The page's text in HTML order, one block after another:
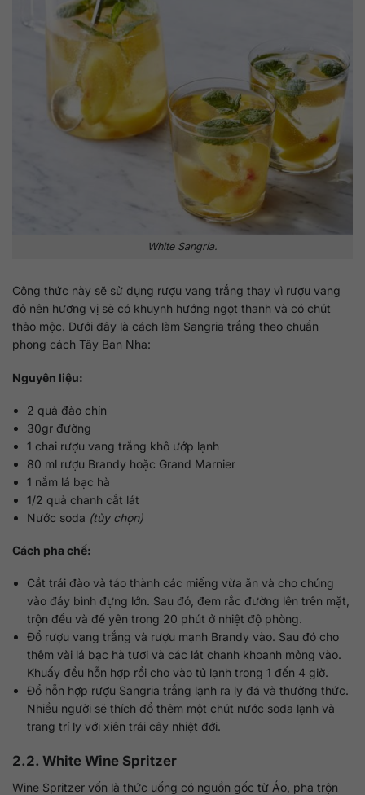
White Sangria.
Công thức này sẽ sử dụng rượu vang trắng thay vì rượu vang
đỏ nên hương vị sẽ có khuynh hướng ngọt thanh và có chút
thảo mộc. Dưới đây là cách làm Sangria trắng theo chuẩn
phong cách Tây Ban Nha:
Nguyên liệu:
2 quả đào chín
30gr đường
1 chai rượu vang trắng khô ướp lạnh
80 ml rượu Brandy hoặc Grand Marnier
1 nắm lá bạc hà
1/2 quả chanh cắt lát
Nước soda (tùy chọn)
Cách pha chế:
Cắt trái đào và táo thành các miếng vừa ăn và cho chúng
vào đáy bình đựng lớn. Sau đó, đem rắc đường lên trên mặt,
trộn đều và để yên trong 20 phút ở nhiệt độ phòng.
Đổ rượu vang trắng và rượu mạnh Brandy vào. Sau đó cho
thêm vài lá bạc hà tươi và các lát chanh khoanh mỏng vào.
Khuấy đều hỗn hợp rồi cho vào tủ lạnh trong 1 đến 4 giờ.
Đổ hỗn hợp rượu Sangria trắng lạnh ra ly đá và thưởng thức.
Nhiều người sẽ thích đổ thêm một chút nước soda lạnh và
trang trí ly với xiên trái cây nhiệt đới.
2.2. White Wine Spritzer
Wine Spritzer vốn là thức uống có nguồn gốc từ Áo, pha trộn